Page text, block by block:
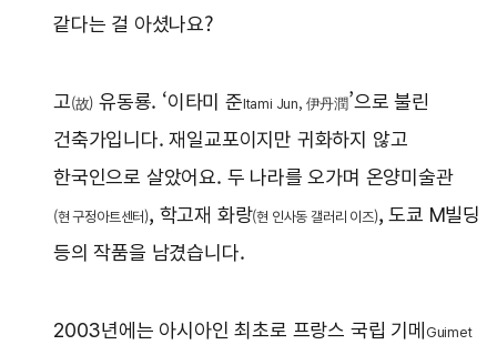
같다는 걸 아셨나요?
고(故) 유동룡. ‘이타미 준Itami Jun, 伊丹潤’으로 불린
건축가입니다. 재일교포이지만 귀화하지 않고
한국인으로 살았어요. 두 나라를 오가며 온양미술관
(현 구정아트센터), 학고재 화랑(현 인사동 갤러리 이즈), 도쿄 M빌딩
등의 작품을 남겼습니다.
2003년에는 아시아인 최초로 프랑스 국립 기메 Guimet